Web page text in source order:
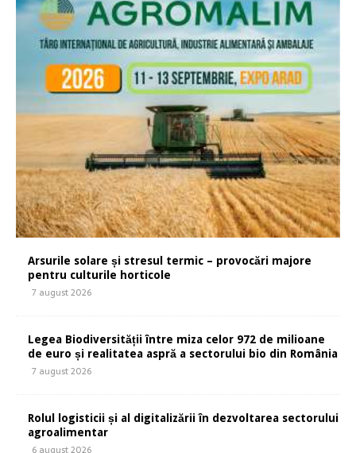
Arsurile solare și stresul termic – provocări majore
pentru culturile horticole
7 august 2026
Legea Biodiversității între miza celor 972 de milioane
de euro și realitatea aspră a sectorului bio din România
7 august 2026
Rolul logisticii și al digitalizării în dezvoltarea sectorului
agroalimentar
6 august 2026